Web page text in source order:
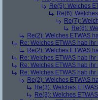
Re(5): Welches
Re(6):
Re(7):
Re(8):
Re(2): Welches ETWAS
Re: Welches ETWAS hab ihr
Re(2): Welches ETWAS
Re: Welches ETWAS hab ihr
Re: Welches ETWAS hab ihr
Re: Welches ETWAS hab ihr
Re(2): Welches ETWAS
Re(3): Welches
Re(3): Welches